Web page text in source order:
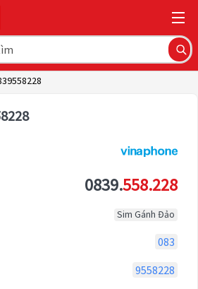
0839.558.228
Sim Gánh Đảo
083
9558228